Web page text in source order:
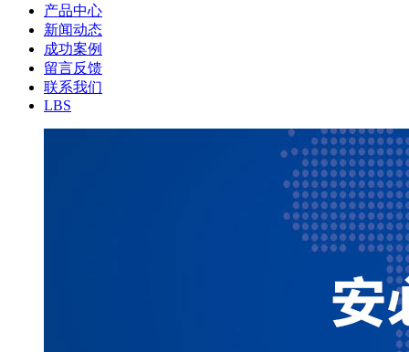
产品中心
新闻动态
成功案例
留言反馈
联系我们
LBS